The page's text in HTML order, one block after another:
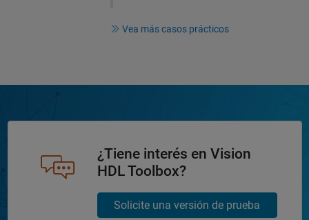
Vea más casos prácticos
¿Tiene interés en Vision
HDL Toolbox?
Solicite una versión de prueba